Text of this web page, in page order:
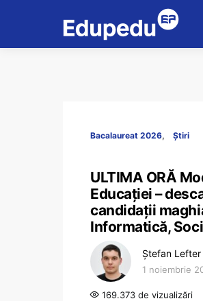
Bacalaureat 2026 Știri
ULTIMA ORĂ
Educației –
candidații
Informatică,
Ștefan Lefter
1 noiembrie
169.373 de vizualizări